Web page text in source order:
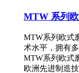
MTW 系列
MTW系列欧式
术水平，拥有
MTW系列欧式
欧洲先进制造